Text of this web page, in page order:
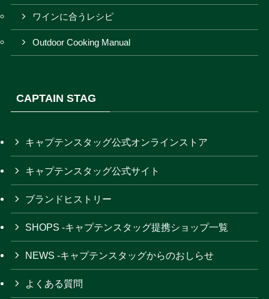
ワインに合うレシピ
Outdoor Cooking Manual
CAPTAIN STAG
キャプテンスタッグ公式オンラインストア
キャプテンスタッグ公式サイト
ブランドヒストリー
SHOPS -キャプテンスタッグ提携ショップ一覧
NEWS -キャプテンスタッグからのおしらせ
よくある質問